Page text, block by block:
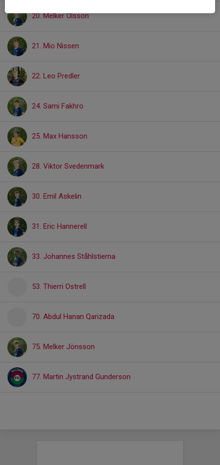
20. Melker Olsson
21. Mio Nissen
22. Leo Predler
24. Sami Fakhro
25. Max Hansson
28. Viktor Svedenmark
30. Emil Askelin
31. Eric Hannerell
33. Johannes Ståhlstierna
53. Thierri Ostrell
70. Abdul Hanan Qarizada
75. Melker Jönsson
77. Martin Jystrand Gunderson